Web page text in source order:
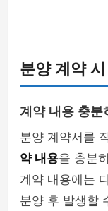
분양 계약
계약 내용 충분
분양 계약서를
약 내용을 충분
계약 내용에는
분양 후 발생할